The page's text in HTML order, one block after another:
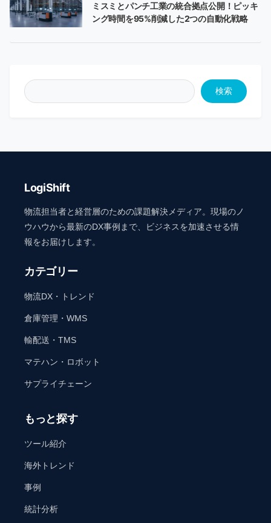
ミスミとパンチ工業の統合拠点公開！ピッキ
ング時間を95%削減した2つの自動化戦略
検索
LogiShift
物流担当者と経営層のための課題解決メディア。現場のノ
ウハウから最新のDX事例まで、ビジネスを加速させる情
報をお届けします。
カテゴリー
物流DX・トレンド
倉庫管理・WMS
輸配送・TMS
マテハン・ロボット
サプライチェーン
もっと探す
ツール紹介
海外トレンド
事例
統計分析